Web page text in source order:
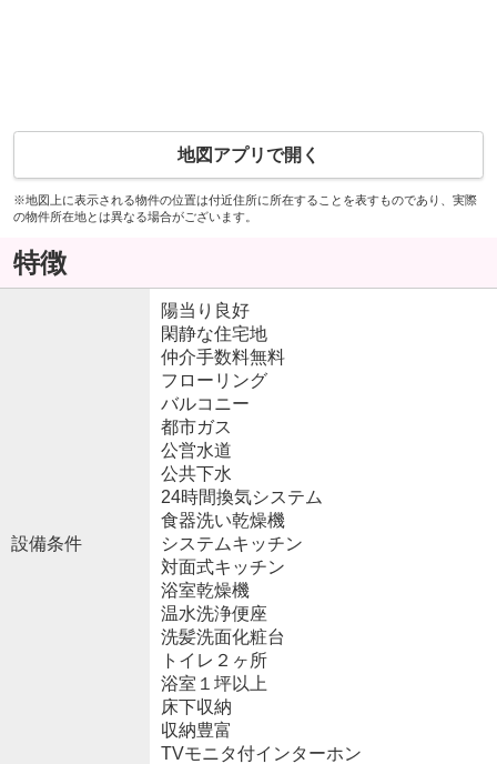
地図アプリで開く
※地図上に表示される物件の位置は付近住所に所在することを表すものであり、実際
の物件所在地とは異なる場合がございます。
特徴
設備条件
陽当り良好
閑静な住宅地
仲介手数料無料
フローリング
バルコニー
都市ガス
公営水道
公共下水
24時間換気システム
食器洗い乾燥機
システムキッチン
対面式キッチン
浴室乾燥機
温水洗浄便座
洗髪洗面化粧台
トイレ２ヶ所
浴室１坪以上
床下収納
収納豊富
TVモニタ付インターホン